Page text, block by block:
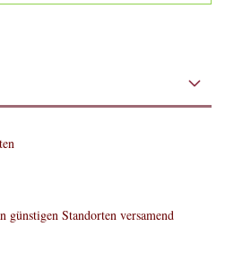
günstigen Standorten versamend